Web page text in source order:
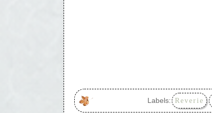
Labels: Reverie